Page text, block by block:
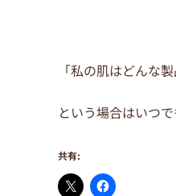
「私の肌はどんな
という場合はいつ
共有: